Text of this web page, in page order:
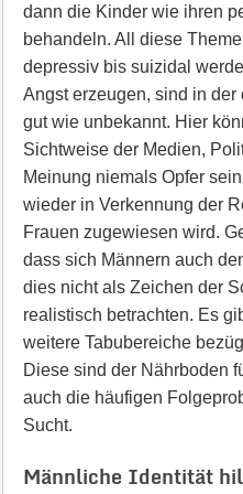
dann die Kinder wie ihren
behandeln. All diese
depressiv bis suizidal
Angst erzeugen, sind in
gut wie unbekannt. Hier
Sichtweise der Medien,
Meinung niemals Opfer
wieder in Verkennung der
Frauen zugewiesen wird.
dass sich Männern auch
dies nicht als Zeichen der
realistisch betrachten. Es
weitere Tabubereiche
Diese sind der Nährboden
auch die häufigen
Sucht.
Männliche Identität